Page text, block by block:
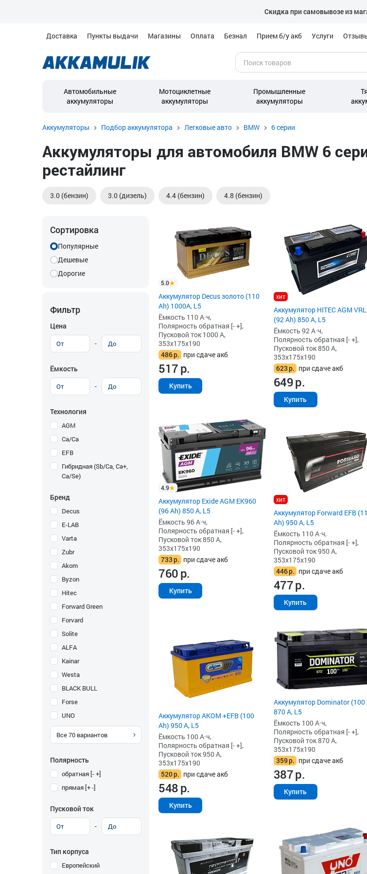
Скидка при самовывозе из
Доставка Пункты выдачи Магазины Оплата Безнал Прием б/у акб Услуги
Автомобильные
аккумуляторы
Мотоциклетные
аккумуляторы
Промышленные
аккумуляторы
Аккумуляторы Подбор аккумулятора Легковые авто BMW 6 серии
Аккумуляторы для автомобиля BMW 6
рестайлинг
3.0 (бензин) 3.0 (дизель) 4.4 (бензин) 4.8 (бензин)
Сортировка
Популярные
Дешевые
Дорогие
Фильтр
Цена
-
Ёмкость
-
Технология
AGM
Ca/Ca
EFB
Гибридная (Sb/Ca, Ca+,
Ca/Se)
Бренд
Decus
E-LAB
Varta
Zubr
Akom
Byzon
Hitec
Forward Green
Forvard
Solite
ALFA
Kainar
Westa
BLACK BULL
Forse
UNO
Все70 вариантов
Полярность
обратная [- +]
прямая [+ -]
Пусковой ток
-
Тип корпуса
Европейский
5.0
Аккумулятор Decus золото (110
Ah) 1000A, L5
Ёмкость 110 А·ч,
Полярность обратная [- +],
Пусковой ток 1000 А,
353x175x190
486р. при сдаче акб
517р.
Купить
хит
Аккумулятор HITEC AGM
(92 Ah) 850 А, L5
Ёмкость 92 А·ч,
Полярность обратная [- +],
Пусковой ток 850 А,
353x175x190
623р. при сдаче акб
649р.
Купить
4.9
Аккумулятор Exide AGM EK960
(96 Ah) 850 А, L5
Ёмкость 96 А·ч,
Полярность обратная [- +],
Пусковой ток 850 А,
353x175x190
733р. при сдаче акб
760р.
Купить
хит
Аккумулятор Forward EFB
Ah) 950 А, L5
Ёмкость 110 А·ч,
Полярность обратная [- +],
Пусковой ток 950 А,
353x175x190
446р. при сдаче акб
477р.
Купить
Аккумулятор AKOM +EFB (100
Ah) 950 А, L5
Ёмкость 100 А·ч,
Полярность обратная [- +],
Пусковой ток 950 А,
353x175x190
520р. при сдаче акб
548р.
Купить
Аккумулятор Dominator (100
870 А, L5
Ёмкость 100 А·ч,
Полярность обратная [- +],
Пусковой ток 870 А,
353x175x190
359р. при сдаче акб
387р.
Купить